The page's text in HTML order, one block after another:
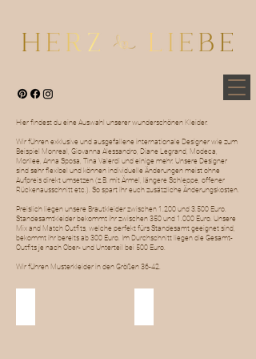
Hier findest du eine Auswahl unserer wunderschönen Kleider.
Wir führen exklusive und ausgefallene internationale Designer wie zum
Beispiel Monreal, Giovanna Alessandro, Diane Legrand, Modeca,
Morilee, Anna Sposa, Tina Valerdi und einige mehr. Unsere Designer
sind sehr flexibel und können individuelle Änderungen meist ohne
Aufpreis direkt umsetzen (z.B. mit Ärmel, längere Schleppe, offener
Rückenausschnitt etc.). So spart ihr euch zusätzliche Änderungskosten.
Preislich liegen unsere Brautkleider zwischen 1.200 und 3.500 Euro.
Standesamtkleider bekommt ihr zwischen 350 und 1.000 Euro. Unsere
Mix and Match Outfits, welche perfekt fürs Standesamt geeignet sind,
bekommt ihr bereits ab 300 Euro. Im Durchschnitt liegen die Gesamt-
Outfits je nach Ober- und Unterteil bei 500 Euro.
Wir führen Musterkleider in den Größen 36-42.